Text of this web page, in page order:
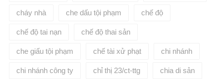
cháy nhà che dấu tội phạm chế độ
chế độ tai nạn chế độ thai sản
che giấu tội phạm chế tài xử phạt chi nhánh
chi nhánh công ty chỉ thị 23/ct-ttg chia di sản